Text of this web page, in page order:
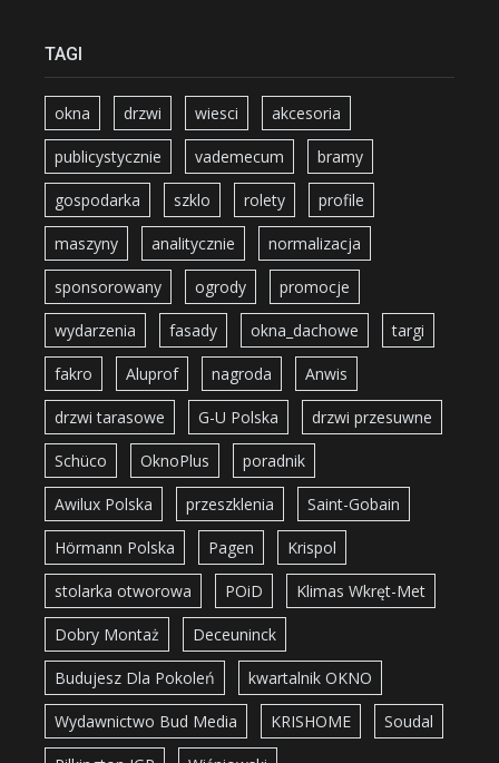
TAGI
okna drzwi wiesci akcesoria
publicystycznie vademecum bramy
gospodarka szklo rolety profile
maszyny analitycznie normalizacja
sponsorowany ogrody promocje
wydarzenia fasady okna_dachowe targi
fakro Aluprof nagroda Anwis
drzwi tarasowe G-U Polska drzwi przesuwne
Schüco OknoPlus poradnik
Awilux Polska przeszklenia Saint-Gobain
Hörmann Polska Pagen Krispol
stolarka otworowa POiD Klimas Wkręt-Met
Dobry Montaż Deceuninck
Budujesz Dla Pokoleń kwartalnik OKNO
Wydawnictwo Bud Media KRISHOME Soudal